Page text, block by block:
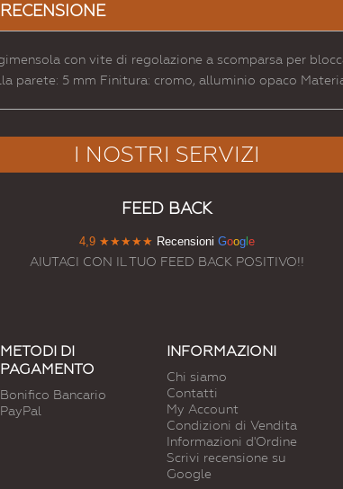
RECENSIONE
con vite di regolazione a scomparsa per
parete: 5 mm Finitura: cromo, alluminio opaco
I NOSTRI SERVIZI
FEED BACK
4,9 ★★★★★ Recensioni Googl e
AIUTACI CON IL TUO FEED BACK POSITIVO!!
METODI DI
PAGAMENTO
Bonifico Bancario
PayPal
INFORMAZIONI
Chi siamo
Contatti
My Account
Condizioni di Vendita
Informazioni d'Ordine
Scrivi recensione su
Google